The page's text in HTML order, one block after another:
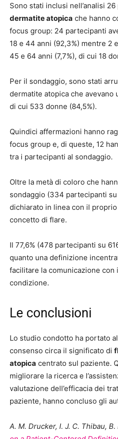
Sono stati inclusi nell’analisi
dermatite atopica che hanno
focus group: 24 partecipanti
18 e 44 anni (92,3%) mentre 2
45 e 64 anni (7,7%), di cui 18
Per il sondaggio, sono stati
dermatite atopica che avevano
di cui 533 donne (84,5%).
Quindici affermazioni hanno
focus group e, di queste, 12
tra i partecipanti al sondaggio.
Oltre la metà di coloro che
sondaggio (334 partecipanti su
dichiarato in linea con il
concetto di flare.
Il 77,6% (478 partecipanti su
quanto una definizione
facilitare la comunicazione
condizione.
Le conclusioni
Lo studio condotto ha portato
consenso circa il significato di
atopica centrato sul paziente.
migliorare la ricerca e
valutazione dell’efficacia dei
paziente, hanno concluso gli
A. M. Drucker, I. J. C. Thibau,